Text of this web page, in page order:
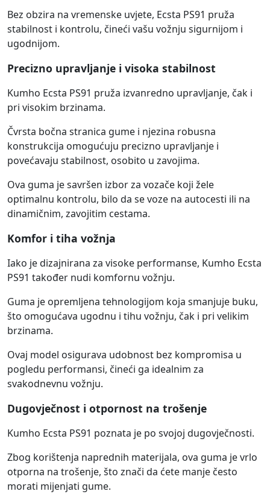
Bez obzira na vremenske uvjete, Ecsta PS91 pruža
stabilnost i kontrolu, čineći vašu vožnju sigurnijom i
ugodnijom.
Precizno upravljanje i visoka stabilnost
Kumho Ecsta PS91 pruža izvanredno upravljanje, čak i
pri visokim brzinama.
Čvrsta bočna stranica gume i njezina robusna
konstrukcija omogućuju precizno upravljanje i
povećavaju stabilnost, osobito u zavojima.
Ova guma je savršen izbor za vozače koji žele
optimalnu kontrolu, bilo da se voze na autocesti ili na
dinamičnim, zavojitim cestama.
Komfor i tiha vožnja
Iako je dizajnirana za visoke performanse, Kumho Ecsta
PS91 također nudi komfornu vožnju.
Guma je opremljena tehnologijom koja smanjuje buku,
što omogućava ugodnu i tihu vožnju, čak i pri velikim
brzinama.
Ovaj model osigurava udobnost bez kompromisa u
pogledu performansi, čineći ga idealnim za
svakodnevnu vožnju.
Dugovječnost i otpornost na trošenje
Kumho Ecsta PS91 poznata je po svojoj dugovječnosti.
Zbog korištenja naprednih materijala, ova guma je vrlo
otporna na trošenje, što znači da ćete manje često
morati mijenjati gume.